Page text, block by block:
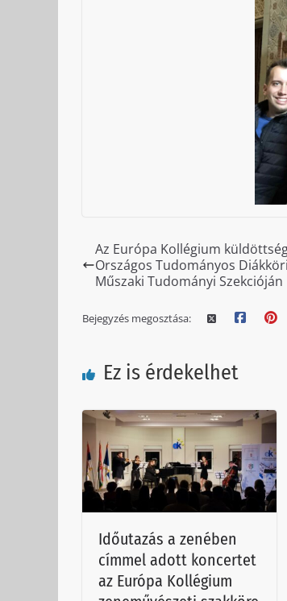
Az Európa Kollégium
Országos Tudományos
Műszaki Tudományi Szekcióján
Bejegyzés megosztása:
Ez is érdekelhet
Időutazás a zenében
címmel adott koncertet
az Európa Kollégium